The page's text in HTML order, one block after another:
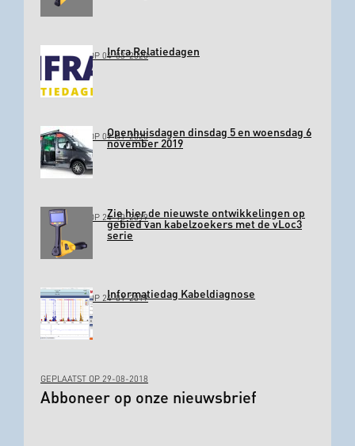
GEPLAATST OP 04-03-2020Infra Relatiedagen
GEPLAATST OP 09-01-2020Openhuisdagen dinsdag 5 en woensdag 6
november 2019
GEPLAATST OP 24-10-2019Zie hier de nieuwste ontwikkelingen op
gebied van kabelzoekers met de vLoc3
serie
GEPLAATST OP 24-01-2019Informatiedag Kabeldiagnose
GEPLAATST OP 29-08-2018
Abboneer op onze nieuwsbrief